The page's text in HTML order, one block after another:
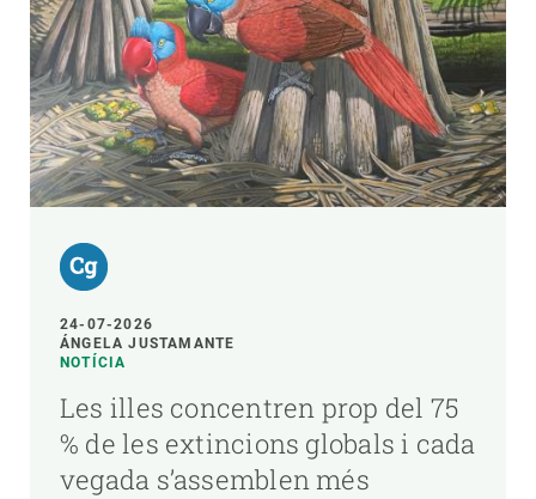
24-07-2026
ÁNGELA JUSTAMANTE
NOTÍCIA
Les illes concentren prop del 75
% de les extincions globals i cada
vegada s’assemblen més